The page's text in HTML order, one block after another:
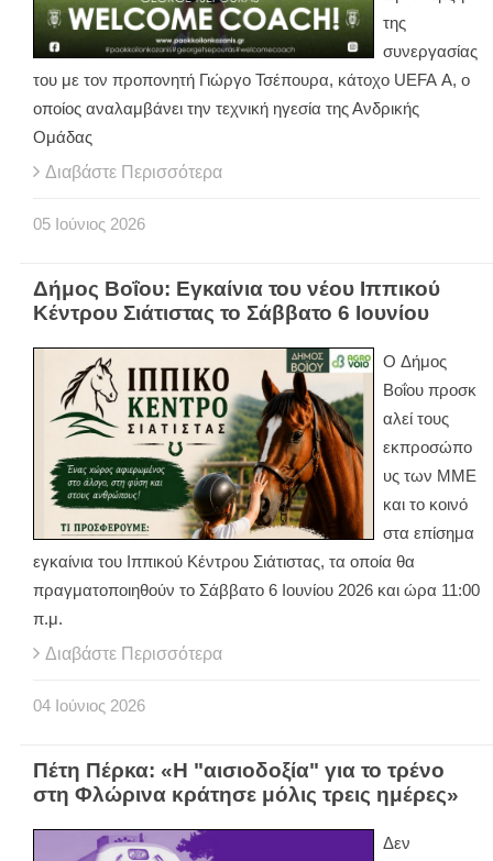
της
συνεργασίας
του με τον προπονητή Γιώργο Τσέπουρα, κάτοχο UEFA A, ο
οποίος αναλαμβάνει την τεχνική ηγεσία της Ανδρικής
Ομάδας
Διαβάστε Περισσότερα
05 Ιούνιος 2026
Δήμος Βοΐου: Eγκαίνια του νέου Ιππικού
Κέντρου Σιάτιστας το Σάββατο 6 Ιουνίου
Ο Δήμος
Βοΐου προσκ
αλεί τους
εκπροσώπο
υς των ΜΜΕ
και το κοινό
στα επίσημα
εγκαίνια του Ιππικού Κέντρου Σιάτιστας, τα οποία θα
πραγματοποιηθούν το Σάββατο 6 Ιουνίου 2026 και ώρα 11:00
π.μ.
Διαβάστε Περισσότερα
04 Ιούνιος 2026
Πέτη Πέρκα: «Η "αισιοδοξία" για το τρένο
στη Φλώρινα κράτησε μόλις τρεις ημέρες»
Δεν